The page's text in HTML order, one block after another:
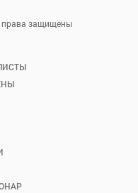
права защищены